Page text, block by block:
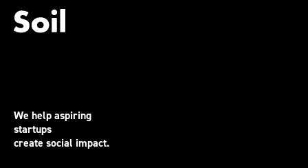
We help aspiring
startups
create social impact.